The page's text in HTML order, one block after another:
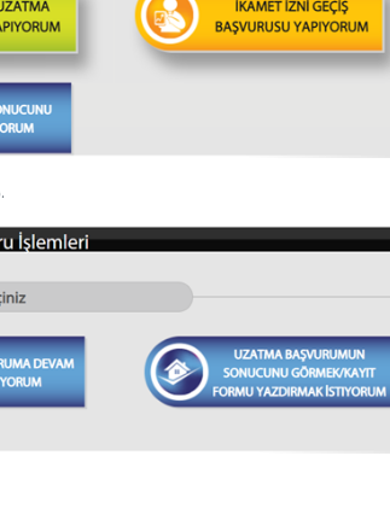
در مرحله دوم؛ با گزینه می‌خواهم برای تمدید درخواست بدهم،ادامه دهید.